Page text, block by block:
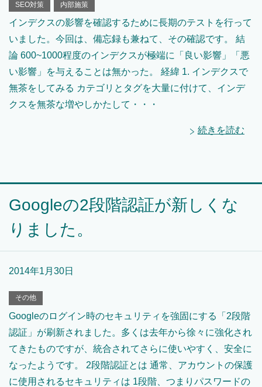
SEO対策 内部施策
インデクスの影響を確認するために長期のテストを行って
いました。今回は、備忘録も兼ねて、その確認です。 結
論 600~1000程度のインデクスが極端に「良い影響」「悪
い影響」を与えることは無かった。 経緯 1. インデクスで
無茶をしてみる カテゴリとタグを大量に付けて、インデ
クスを無茶な増やしかたして・・・
続きを読む
Googleの2段階認証が新しくな
りました。
2014年1月30日
その他
Googleのログイン時のセキュリティを強固にする「2段階
認証」が刷新されました。多くは去年から徐々に強化され
てきたものですが、統合されてさらに使いやすく、安全に
なったようです。 2段階認証とは 通常、アカウントの保護
に使用されるセキュリティは 1段階、つまりパスワードの